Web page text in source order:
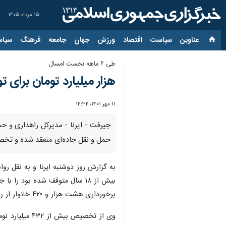
۱۵ مرداد ۱۴۰۵
عناوین‌ سیاست اقتصاد ورزش جهان جامعه فرهنگ
طی ۶ ماهه نخست امسال
هزار میلیارد تومان
۱۱ مهر ۱۴۰۱، ۱۴:۳۲